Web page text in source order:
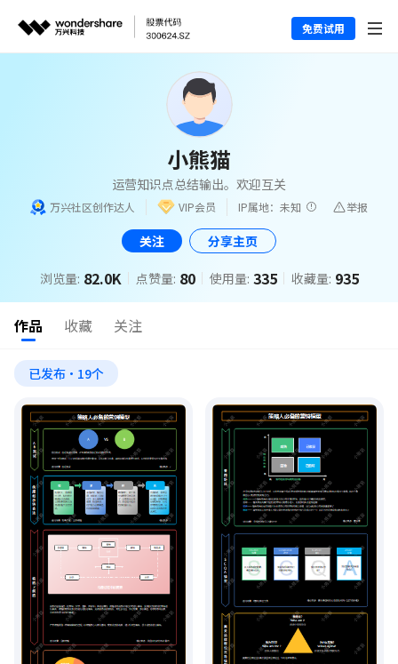
免费试用
小熊猫
运营知识点总结输出。欢迎互关
万兴社区创作达人 VIP会员 IP属地：未知 举报
关注 分享主页
浏览量: 82.0K 点赞量: 80 使用量: 335 收藏量: 935
作品 收藏 关注
已发布·19个